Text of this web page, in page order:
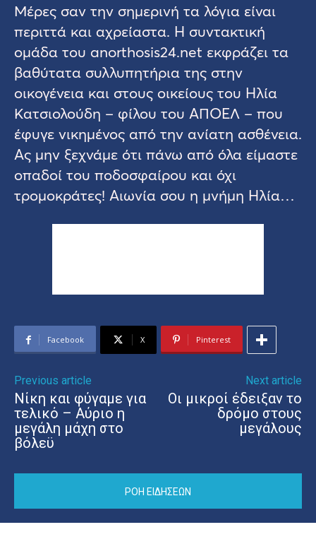
Μέρες σαν την σημερινή τα λόγια είναι
περιττά και αχρείαστα. Η συντακτική
ομάδα του anorthosis24.net εκφράζει τα
βαθύτατα συλλυπητήρια της στην
οικογένεια και στους οικείους του Ηλία
Κατσιολούδη – φίλου του ΑΠΟΕΛ – που
έφυγε νικημένος από την ανίατη ασθένεια.
Ας μην ξεχνάμε ότι πάνω από όλα είμαστε
οπαδοί του ποδοσφαίρου και όχι
τρομοκράτες! Αιωνία σου η μνήμη Ηλία…
Facebook X Pinterest
Previous article
Νίκη και φύγαμε για
τελικό – Αύριο η
μεγάλη μάχη στο
βόλεϋ
Next article
Οι μικροί έδειξαν το
δρόμο στους
μεγάλους
ΡΟΗ ΕΙΔΗΣΕΩΝ